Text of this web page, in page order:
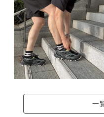
質量
約415g（27.0cm片方）
インソール
カップインソール（取り外
一